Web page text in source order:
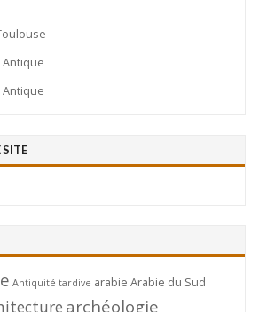
Antique
Antique
SITE
Antiquité tardive arabie Arabie du Sud
archéologie